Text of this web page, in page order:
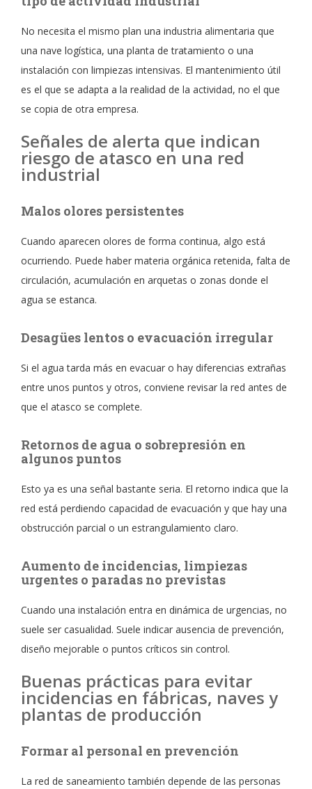
No necesita el mismo plan una industria alimentaria que
una nave logística, una planta de tratamiento o una
instalación con limpiezas intensivas. El mantenimiento útil
es el que se adapta a la realidad de la actividad, no el que
se copia de otra empresa.
Señales de alerta que indican
riesgo de atasco en una red
industrial
Malos olores persistentes
Cuando aparecen olores de forma continua, algo está
ocurriendo. Puede haber materia orgánica retenida, falta de
circulación, acumulación en arquetas o zonas donde el
agua se estanca.
Desagües lentos o evacuación irregular
Si el agua tarda más en evacuar o hay diferencias extrañas
entre unos puntos y otros, conviene revisar la red antes de
que el atasco se complete.
Retornos de agua o sobrepresión en
algunos puntos
Esto ya es una señal bastante seria. El retorno indica que la
red está perdiendo capacidad de evacuación y que hay una
obstrucción parcial o un estrangulamiento claro.
Aumento de incidencias, limpiezas
urgentes o paradas no previstas
Cuando una instalación entra en dinámica de urgencias, no
suele ser casualidad. Suele indicar ausencia de prevención,
diseño mejorable o puntos críticos sin control.
Buenas prácticas para evitar
incidencias en fábricas, naves y
plantas de producción
Formar al personal en prevención
La red de saneamiento también depende de las personas